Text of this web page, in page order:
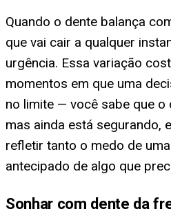
Quando o dente balança
que vai cair a qualquer
urgência. Essa variação
momentos em que uma
no limite — você sabe que o
mas ainda está segurando,
refletir tanto o medo de
antecipado de algo que
Sonhar com dente da